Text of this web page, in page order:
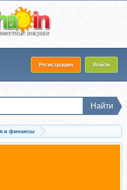
Регистрация Войти
Найти
и финансы
баланса организации